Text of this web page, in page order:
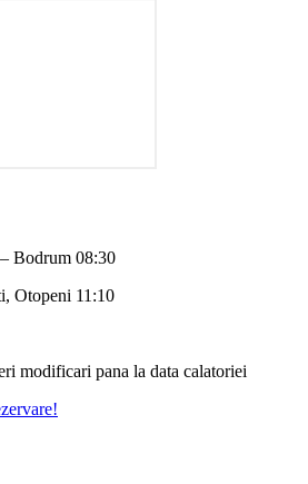
Bodrum 08:30
Otopeni 11:10
modificari pana la data calatoriei